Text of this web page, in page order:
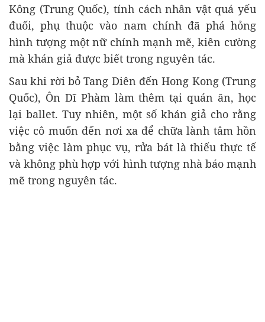
Kông (Trung Quốc), tính cách nhân vật quá yếu
đuối, phụ thuộc vào nam chính đã phá hỏng
hình tượng một nữ chính mạnh mẽ, kiên cường
mà khán giả được biết trong nguyên tác.
Sau khi rời bỏ Tang Diên đến Hong Kong (Trung
Quốc), Ôn Dĩ Phàm làm thêm tại quán ăn, học
lại ballet. Tuy nhiên, một số khán giả cho rằng
việc cô muốn đến nơi xa để chữa lành tâm hồn
bằng việc làm phục vụ, rửa bát là thiếu thực tế
và không phù hợp với hình tượng nhà báo mạnh
mẽ trong nguyên tác.